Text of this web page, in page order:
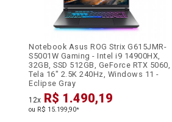
Notebook Asus ROG Strix G615JMR-
S5001W Gaming - Intel i9 14900HX,
32GB, SSD 512GB, GeForce RTX 5060,
Tela 16" 2.5K 240Hz, Windows 11 -
Eclipse Gray
12x R$ 1.490,19
ou R$ 15.199,90*